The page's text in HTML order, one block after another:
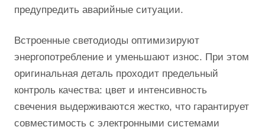
предупредить аварийные ситуации.
Встроенные светодиоды оптимизируют
энергопотребление и уменьшают износ. При этом
оригинальная деталь проходит предельный
контроль качества: цвет и интенсивность
свечения выдерживаются жестко, что гарантирует
совместимость с электронными системами